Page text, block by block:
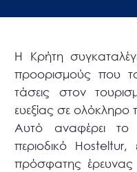
Η Κρήτη
προορισμούς που
τάσεις στον
ευεξίας σε ολόκληρο
Αυτό αναφέρει το
περιοδικό
πρόσφατης έρευνας